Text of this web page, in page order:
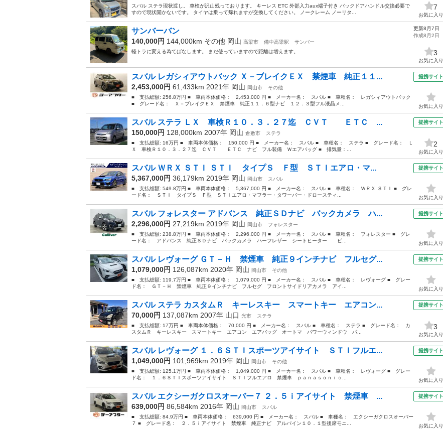
スバル ステラ現状渡し。 車検が沢山残っております。 キーレス ETC 外部入力aux端子付き バックドアハンドル交換必要で
すので現状開かないです。 タイヤは乗って帰れますが交換してください。 ノークレーム ノーリタ...
7
お気に入り
サンバーバン
140,000円 144,000km その他 岡山 高梁市 備中高梁駅
サンバー
軽トラに変える為てばなします。 まだ使っていますので距離は増えます。
更新8月7日
作成8月2日
3
お気に入り
スバル レガシィアウトバック Ｘ－ブレイクＥＸ 禁煙車 純正１１...
2,453,000円 61,433km 2021年 岡山 岡山市
その他
■ 支払総額: 256.8万円 ■ 車両本体価格： 2,453,000 円 ■ メーカー名： スバル ■ 車種名： レガシィアウトバック
■ グレード名： Ｘ－ブレイクＥＸ 禁煙車 純正１１．６型ナビ １２．３型フル液晶メ...
提携サイト
お気に入り
スバル ステラ ＬＸ 車検Ｒ１０．３．２７迄 ＣＶＴ ＥＴＣ ...
150,000円 128,000km 2007年 岡山 倉敷市
ステラ
■ 支払総額: 16万円 ■ 車両本体価格： 150,000 円 ■ メーカー名： スバル ■ 車種名： ステラ ■ グレード名： Ｌ
Ｘ 車検Ｒ１０．３．２７迄 ＣＶＴ ＥＴＣ ナビ フル装備 Ｗエアバッグ ■ 排気量：...
提携サイト
2
お気に入り
スバル ＷＲＸ ＳＴＩ ＳＴＩ タイプＳ Ｆ型 ＳＴＩエアロ・マ...
5,367,000円 36,179km 2019年 岡山 岡山市
スバル
■ 支払総額: 549.8万円 ■ 車両本体価格： 5,367,000 円 ■ メーカー名： スバル ■ 車種名： ＷＲＸ ＳＴＩ ■ グレ
ード名： ＳＴＩ タイプＳ Ｆ型 ＳＴＩエアロ・マフラー・タワーバー・ドロースティ...
提携サイト
お気に入り
スバル フォレスター アドバンス 純正ＳＤナビ バックカメラ ハ...
2,296,000円 27,219km 2019年 岡山 岡山市
フォレスター
■ 支払総額: 238.8万円 ■ 車両本体価格： 2,296,000 円 ■ メーカー名： スバル ■ 車種名： フォレスター ■ グレ
ード名： アドバンス 純正ＳＤナビ バックカメラ ハーフレザー シートヒーター ビ...
提携サイト
お気に入り
スバル レヴォーグ ＧＴ－Ｈ 禁煙車 純正９インチナビ フルセグ...
1,079,000円 126,087km 2020年 岡山 岡山市
その他
■ 支払総額: 119.7万円 ■ 車両本体価格： 1,079,000 円 ■ メーカー名： スバル ■ 車種名： レヴォーグ ■ グレー
ド名： ＧＴ－Ｈ 禁煙車 純正９インチナビ フルセグ フロントサイドリアカメラ アイ...
提携サイト
お気に入り
スバル ステラ カスタムＲ キーレスキー スマートキー エアコン...
70,000円 137,087km 2007年 山口 光市
ステラ
■ 支払総額: 17万円 ■ 車両本体価格： 70,000 円 ■ メーカー名： スバル ■ 車種名： ステラ ■ グレード名： カ
スタムＲ キーレスキー スマートキー エアコン エアバッグ オートマ パワーウィンドウ パ...
提携サイト
3
お気に入り
スバル レヴォーグ １．６ＳＴＩスポーツアイサイト ＳＴＩフルエ...
1,049,000円 101,969km 2019年 岡山 岡山市
その他
■ 支払総額: 125.1万円 ■ 車両本体価格： 1,049,000 円 ■ メーカー名： スバル ■ 車種名： レヴォーグ ■ グレー
ド名： １．６ＳＴＩスポーツアイサイト ＳＴＩフルエアロ 禁煙車 ｐａｎａｓｏｎｉｃ...
提携サイト
お気に入り
スバル エクシーガクロスオーバー７ ２．５ｉアイサイト 禁煙車 ...
639,000円 86,584km 2016年 岡山 岡山市
スバル
■ 支払総額: 84.9万円 ■ 車両本体価格： 639,000 円 ■ メーカー名： スバル ■ 車種名： エクシーガクロスオーバー
７ ■ グレード名： ２．５ｉアイサイト 禁煙車 純正ナビ アルパイン１０．１型後席モニ...
提携サイト
お気に入り